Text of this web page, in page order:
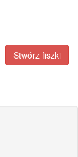
Stwórz fiszki